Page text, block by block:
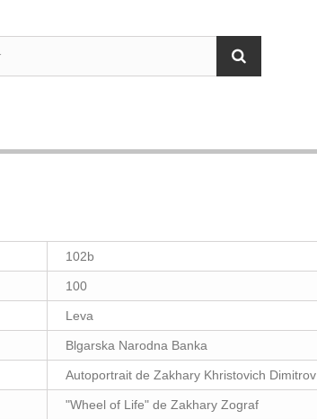
102b
100
Leva
Blgarska Narodna Banka
Autoportrait de Zakhary Khristovich Dimitrov
"Wheel of Life" de Zakhary Zograf